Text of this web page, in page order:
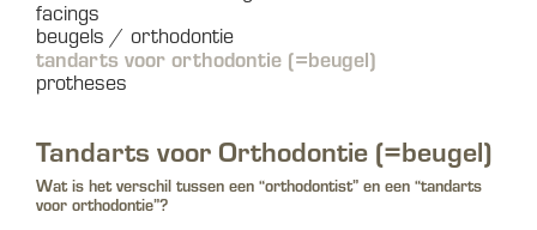
facings
beugels / orthodontie
tandarts voor orthodontie (=beugel)
protheses
Tandarts voor Orthodontie (=beugel)
Wat is het verschil tussen een “orthodontist” en een “tandarts
voor orthodontie”?